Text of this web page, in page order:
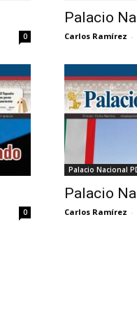
0
Palacio
Carlos Ramírez -
0
Palacio Nacional
Palacio
Carlos Ramírez -